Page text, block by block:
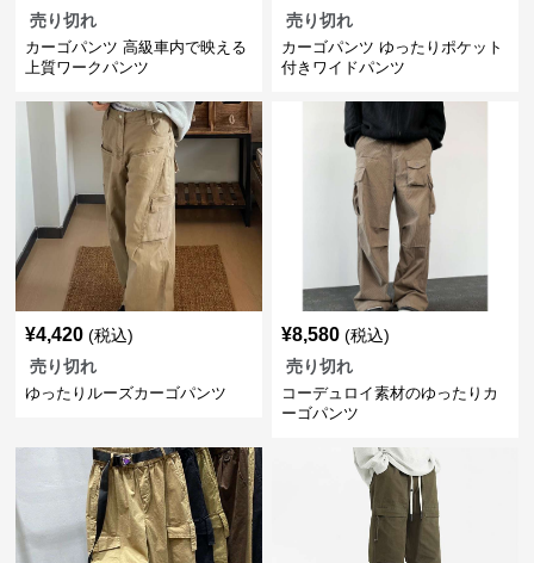
売り切れ
カーゴパンツ 高級車内で映える
上質ワークパンツ
売り切れ
カーゴパンツ ゆったりポケット
付きワイドパンツ
¥4,420 (税込)
売り切れ
ゆったりルーズカーゴパンツ
¥8,580 (税込)
売り切れ
コーデュロイ素材のゆったりカ
ーゴパンツ